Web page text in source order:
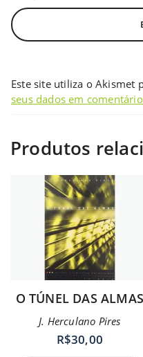
Este site utiliza o Akismet
seus dados em
Produtos
O TÚNEL DAS ALMAS
J. Herculano Pires
R$30,00